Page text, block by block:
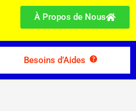
À Propos de Nous
Besoins d’Aides